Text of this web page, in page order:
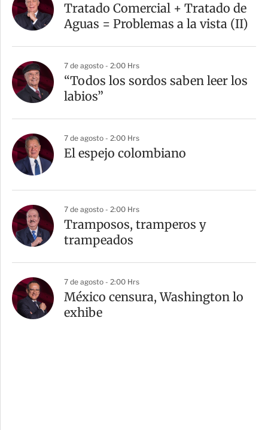
Tratado Comercial + Tratado de
Aguas = Problemas a la vista (II)
7 de agosto - 2:00 Hrs
“Todos los sordos saben leer los
labios”
7 de agosto - 2:00 Hrs
El espejo colombiano
7 de agosto - 2:00 Hrs
Tramposos, tramperos y
trampeados
7 de agosto - 2:00 Hrs
México censura, Washington lo
exhibe